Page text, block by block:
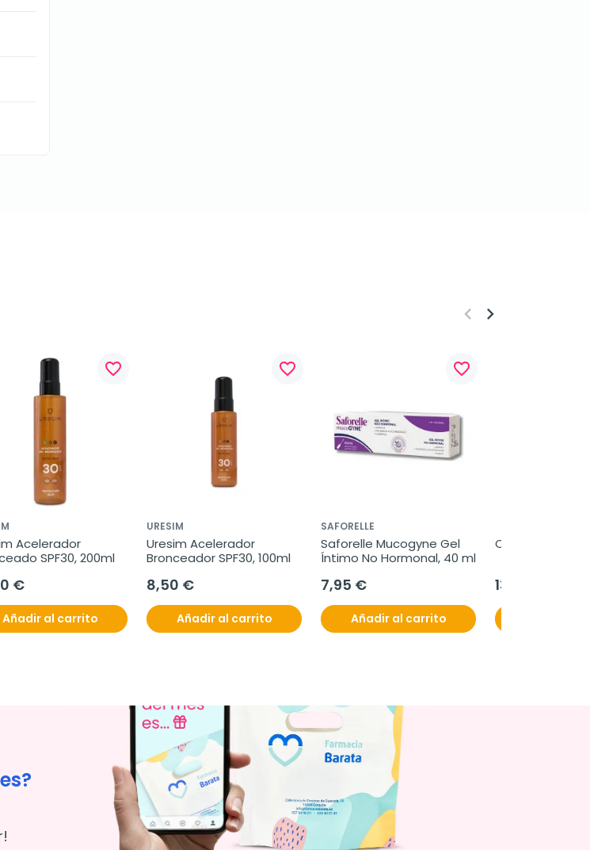
favorite_border
Acelerador
SPF30, 200ml
€
Añadir al carrito
favorite_border
URESIM
Uresim Acelerador
Bronceador SPF30, 100ml
8,50 €
Añadir al carrito
favorite_border
SAFORELLE
Saforelle Mucogyne Gel
Íntimo No Hormonal, 40 ml
7,95 €
Añadir al carrito
Cooltears ALO+
13,95 €
keyboard_arrow_left keyboard_arrow_right